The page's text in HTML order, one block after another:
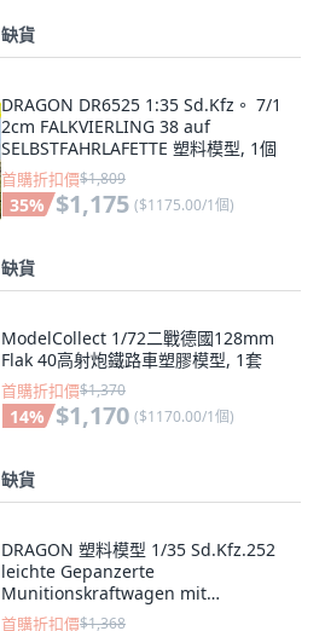
缺貨
DRAGON DR6525 1:35 Sd.Kfz。 7/1
2cm FALKVIERLING 38 auf
SELBSTFAHRLAFETTE 塑料模型, 1個
首購折扣價$1,809
35% $1,175 ($1175.00/1個)
缺貨
ModelCollect 1/72二戰德國128mm
Flak 40高射炮鐵路車塑膠模型, 1套
首購折扣價$1,370
14% $1,170 ($1170.00/1個)
缺貨
DRAGON 塑料模型 1/35 Sd.Kfz.252
leichte Gepanzerte
Munitionskraftwagen mit
Sd.Ah.32/1 拖車, 1個
首購折扣價$1,368